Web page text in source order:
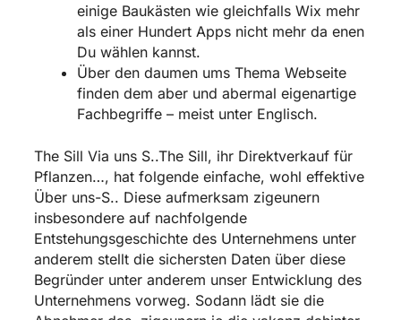
einige Baukästen wie gleichfalls Wix mehr
als einer Hundert Apps nicht mehr da enen
Du wählen kannst.
Über den daumen ums Thema Webseite
finden dem aber und abermal eigenartige
Fachbegriffe – meist unter Englisch.
The Sill Via uns S..The Sill, ihr Direktverkauf für
Pflanzen…, hat folgende einfache, wohl effektive
Über uns-S.. Diese aufmerksam zigeunern
insbesondere auf nachfolgende
Entstehungsgeschichte des Unternehmens unter
anderem stellt die sichersten Daten über diese
Begründer unter anderem unser Entwicklung des
Unternehmens vorweg. Sodann lädt sie die